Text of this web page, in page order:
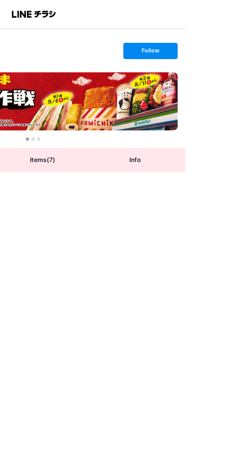
s
t
o
l
l
o
w
Follow
Items(7) Info